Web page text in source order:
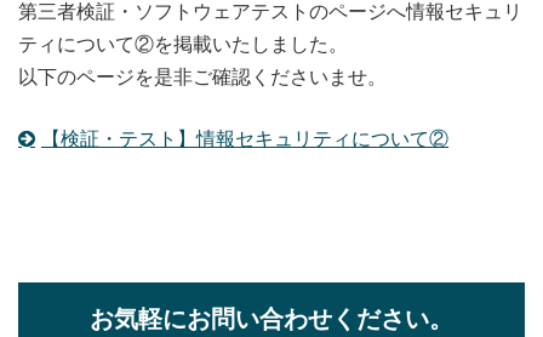
第三者検証・ソフトウェアテストのページへ情報セキュリ
ティについて②を掲載いたしました。
以下のページを是非ご確認くださいませ。
【検証・テスト】情報セキュリティについて②
お気軽にお問い合わせください。